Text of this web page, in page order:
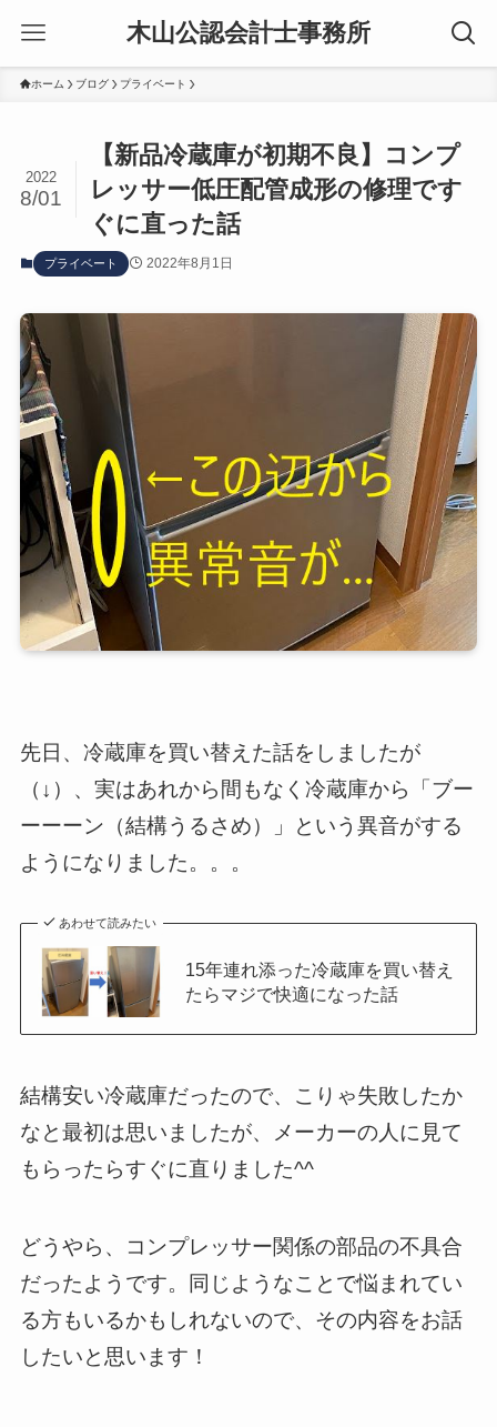
木山公認会計士事務所
ホーム ブログ プライベート
【新品冷蔵庫が初期不良】コンプ
レッサー低圧配管成形の修理です
ぐに直った話
2022
8/01
プライベート 2022年8月1日
先日、冷蔵庫を買い替えた話をしましたが
（↓）、実はあれから間もなく冷蔵庫から「ブー
ーーーン（結構うるさめ）」という異音がする
ようになりました。。。
あわせて読みたい
15年連れ添った冷蔵庫を買い替え
たらマジで快適になった話
結構安い冷蔵庫だったので、こりゃ失敗したか
なと最初は思いましたが、メーカーの人に見て
もらったらすぐに直りました^^
どうやら、コンプレッサー関係の部品の不具合
だったようです。同じようなことで悩まれてい
る方もいるかもしれないので、その内容をお話
したいと思います！